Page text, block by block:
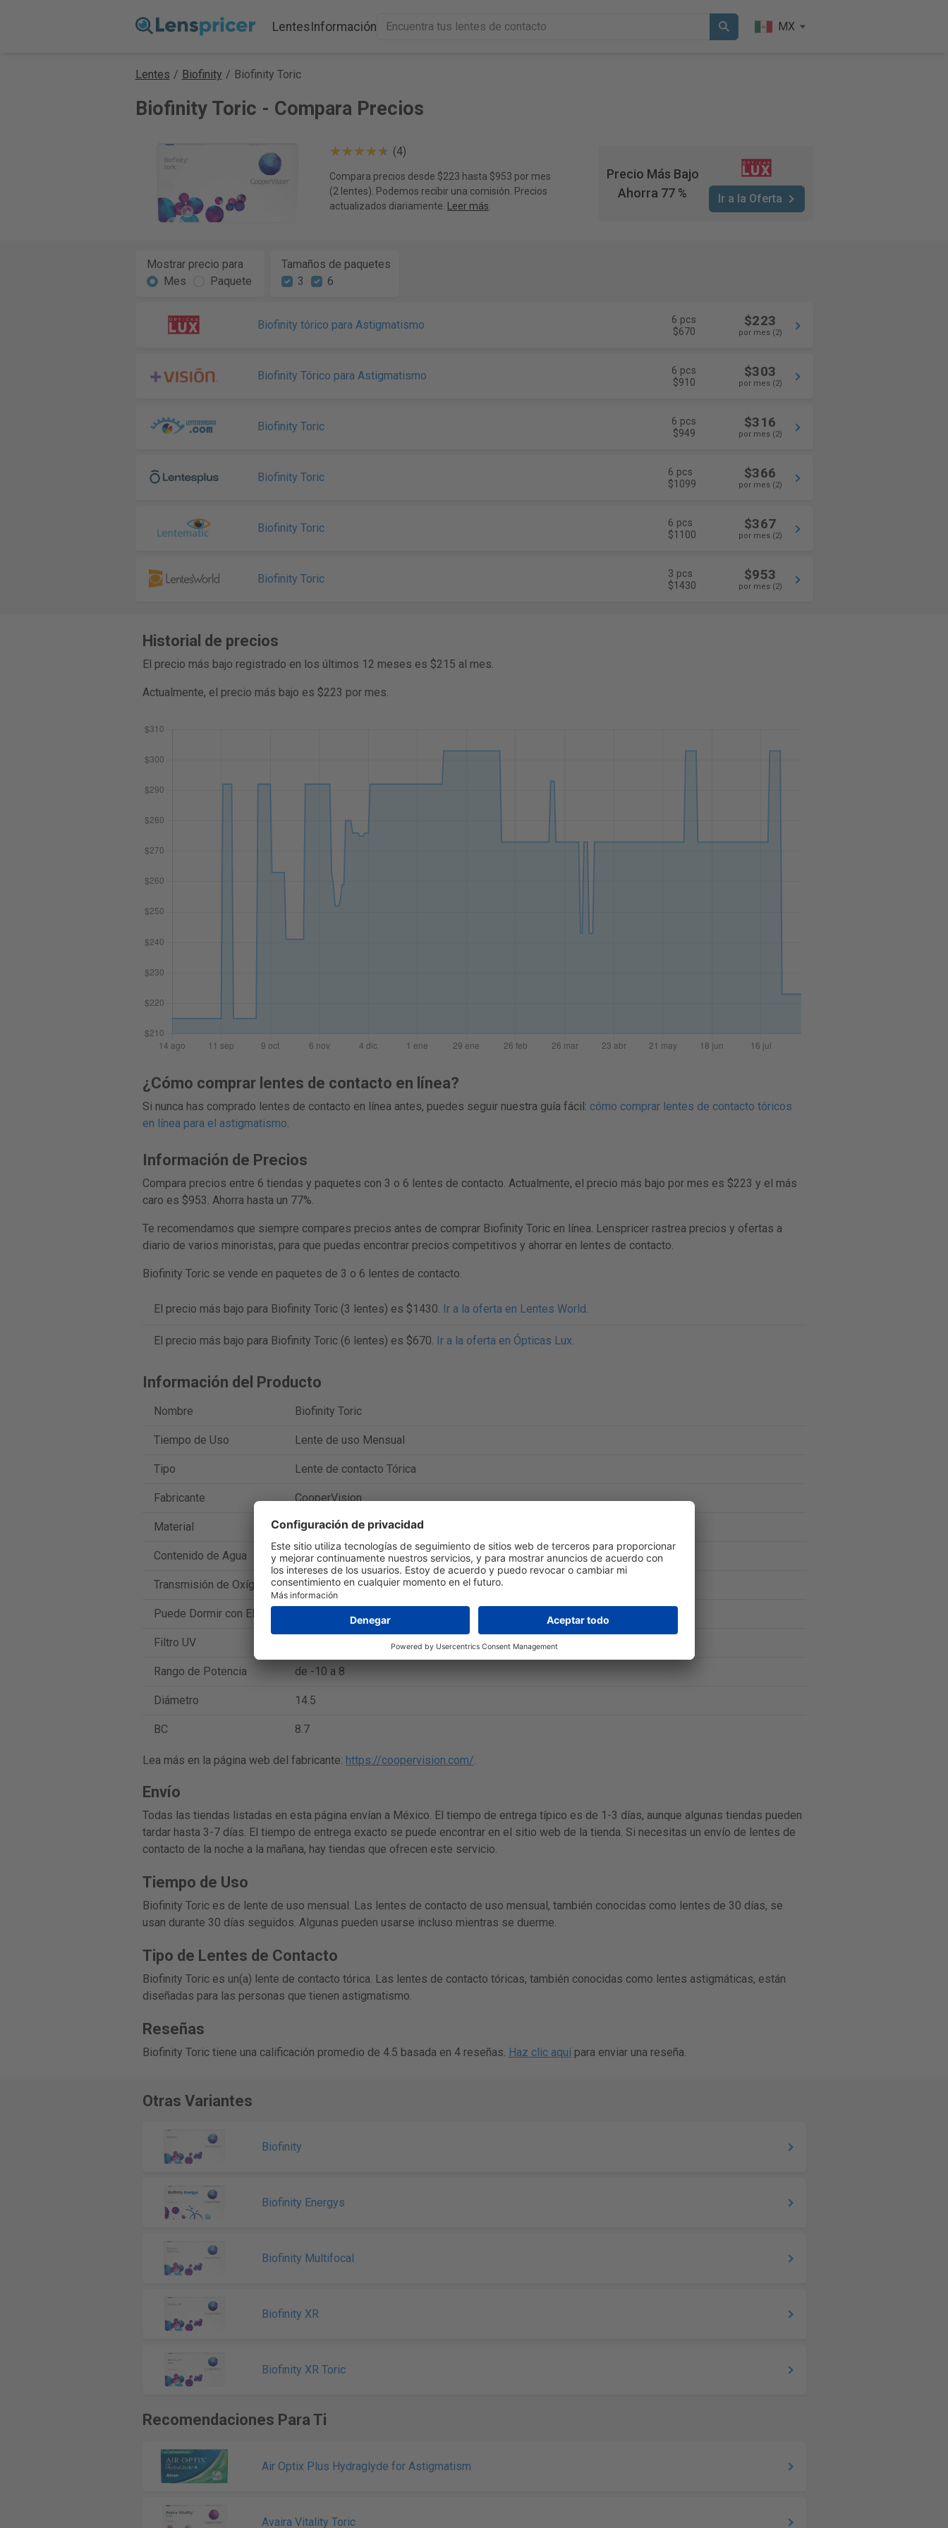
LentesInformación MX
Lentes / Biofinity / Biofinity Toric
Biofinity Toric - Compara Precios
(4)
Compara precios desde $223 hasta $953 por mes
(2 lentes). Podemos recibir una comisión. Precios
actualizados diariamente. Leer más
Precio Más Bajo
Ahorra 77 %
Ir a la Oferta
Mostrar precio para
Mes
Paquete
Tamaños de paquetes
3
6
Biofinity tórico para Astigmatismo
6 pcs
$670
$223
por mes (2)
Biofinity Tórico para Astigmatismo
6 pcs
$910
$303
por mes (2)
Biofinity Toric
6 pcs
$949
$316
por mes (2)
Biofinity Toric
6 pcs
$1099
$366
por mes (2)
Biofinity Toric
6 pcs
$1100
$367
por mes (2)
Biofinity Toric
3 pcs
$1430
$953
por mes (2)
Historial de precios
El precio más bajo registrado en los últimos 12 meses es $215 al mes.
Actualmente, el precio más bajo es $223 por mes.
¿Cómo comprar lentes de contacto en línea?
Si nunca has comprado lentes de contacto en línea antes, puedes seguir nuestra guía fácil: cómo comprar lentes de contacto tóricos
en línea para el astigmatismo.
Información de Precios
Compara precios entre 6 tiendas y paquetes con 3 o 6 lentes de contacto. Actualmente, el precio más bajo por mes es $223 y el más
caro es $953. Ahorra hasta un 77%.
Te recomendamos que siempre compares precios antes de comprar Biofinity Toric en línea. Lenspricer rastrea precios y ofertas a
diario de varios minoristas, para que puedas encontrar precios competitivos y ahorrar en lentes de contacto.
Biofinity Toric se vende en paquetes de 3 o 6 lentes de contacto.
El precio más bajo para Biofinity Toric (3 lentes) es $1430. Ir a la oferta en Lentes World.
El precio más bajo para Biofinity Toric (6 lentes) es $670. Ir a la oferta en Ópticas Lux.
Información del Producto
Nombre Biofinity Toric
Tiempo de Uso Lente de uso Mensual
Tipo Lente de contacto Tórica
Fabricante CooperVision
Material Comfilcon A
Contenido de Agua 48 %
Transmisión de Oxígeno 128 Dk/t
Puede Dormir con Ellas
Filtro UV
Rango de Potencia de -10 a 8
Diámetro 14.5
BC 8.7
Lea más en la página web del fabricante: https://coopervision.com/.
Envío
Todas las tiendas listadas en esta página envían a México. El tiempo de entrega típico es de 1-3 días, aunque algunas tiendas pueden
tardar hasta 3-7 días. El tiempo de entrega exacto se puede encontrar en el sitio web de la tienda. Si necesitas un envío de lentes de
contacto de la noche a la mañana, hay tiendas que ofrecen este servicio.
Tiempo de Uso
Biofinity Toric es de lente de uso mensual. Las lentes de contacto de uso mensual, también conocidas como lentes de 30 días, se
usan durante 30 días seguidos. Algunas pueden usarse incluso mientras se duerme.
Tipo de Lentes de Contacto
Biofinity Toric es un(a) lente de contacto tórica. Las lentes de contacto tóricas, también conocidas como lentes astigmáticas, están
diseñadas para las personas que tienen astigmatismo.
Reseñas
Biofinity Toric tiene una calificación promedio de 4.5 basada en 4 reseñas. Haz clic aquípara enviar una reseña.
Otras Variantes
Biofinity
Biofinity Energys
Biofinity Multifocal
Biofinity XR
Biofinity XR Toric
Recomendaciones Para Ti
Air Optix Plus Hydraglyde for Astigmatism
Avaira Vitality Toric